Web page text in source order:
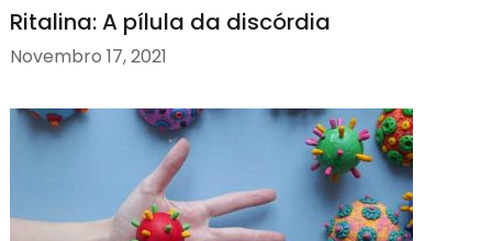
Ritalina: A pílula da discórdia
Novembro 17, 2021